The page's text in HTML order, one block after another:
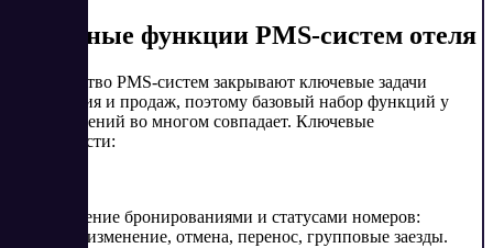
Основные функции PMS-систем отеля
Большинство PMS-систем закрывают ключевые задачи
размещения и продаж, поэтому базовый набор функций у
таких решений во многом совпадает. Ключевые
возможности:
✓ Управление бронированиями и статусами номеров:
создание, изменение, отмена, перенос, групповые заезды.